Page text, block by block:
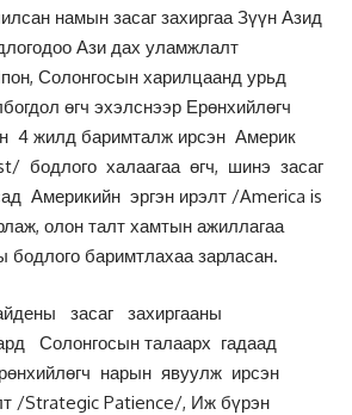
намын засаг захиргаа Зүүн Азид
Ази дах уламжлалт
Солонгосын харилцаанд урьд
өгч эхэлснээр Ерөнхийлөгч
4 жилд баримталж ирсэн Америк
бодлого халаагаа өгч, шинэ засаг
Америкийн эргэн ирэлт /America is
олон талт хамтын ажиллагаа
баримтлахаа зарласан.
засаг захиргааны
Солонгосын талаарх гадаад
нарын явуулж ирсэн
/Strategic Patience/, Иж бүрэн